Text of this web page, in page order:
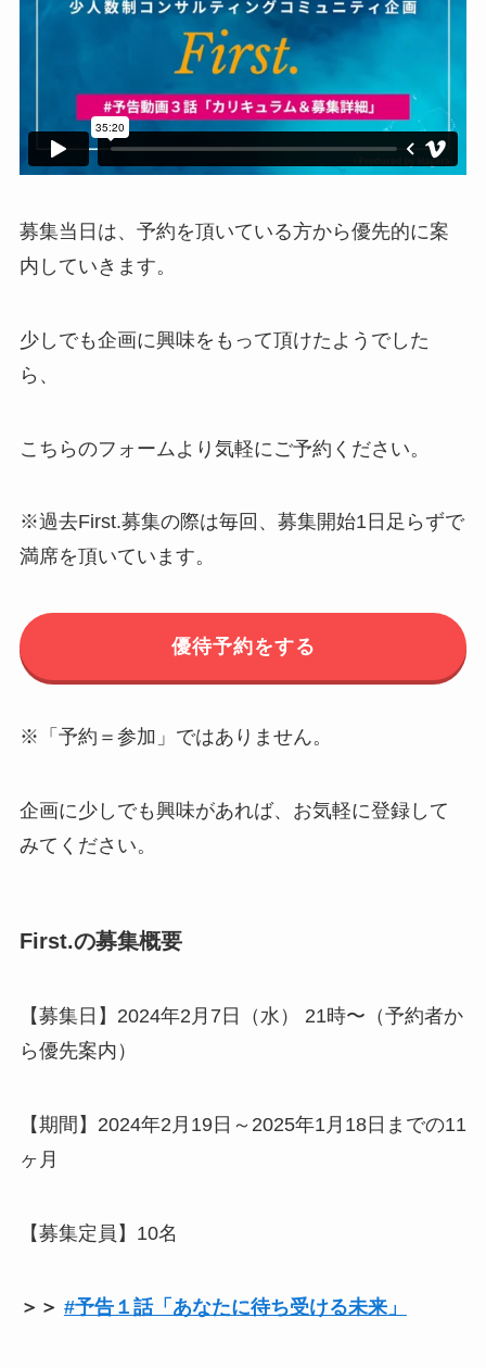
募集当日は、予約を頂いている方から優先的に案
内していきます。
少しでも企画に興味をもって頂けたようでした
ら、
こちらのフォームより気軽にご予約ください。
※過去First.募集の際は毎回、募集開始1日足らずで
満席を頂いています。
優待予約をする
※「予約＝参加」ではありません。
企画に少しでも興味があれば、お気軽に登録して
みてください。
First.の募集概要
【募集日】2024年2月7日（水） 21時〜（予約者か
ら優先案内）
【期間】2024年2月19日～2025年1月18日までの11
ヶ月
【募集定員】10名
＞＞ #予告１話「あなたに待ち受ける未来」